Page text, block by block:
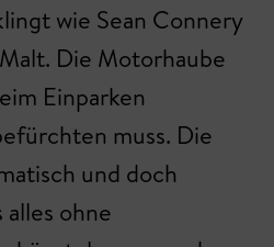
wie Sean Connery
Die Motorhaube
Einparken
muss. Die
und doch
ohne